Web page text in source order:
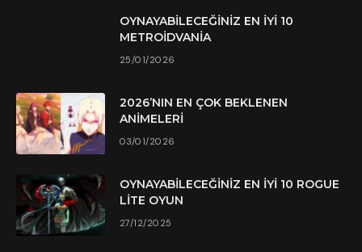
OYNAYABILECEĞINIZ EN İYI 10
METROIDVANIA
25/01/2026
2026’NIN EN ÇOK BEKLENEN
ANIMELERI
03/01/2026
OYNAYABILECEĞINIZ EN İYI 10 ROGUE
LITE OYUN
27/12/2025